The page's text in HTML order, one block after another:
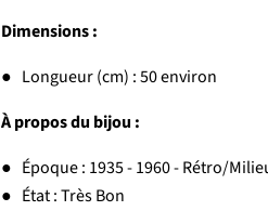
Dimensions :
● Longueur (cm) : 50 environ
À propos du bijou :
● Époque : 1935 - 1960 - Rétro/
● État : Très Bon